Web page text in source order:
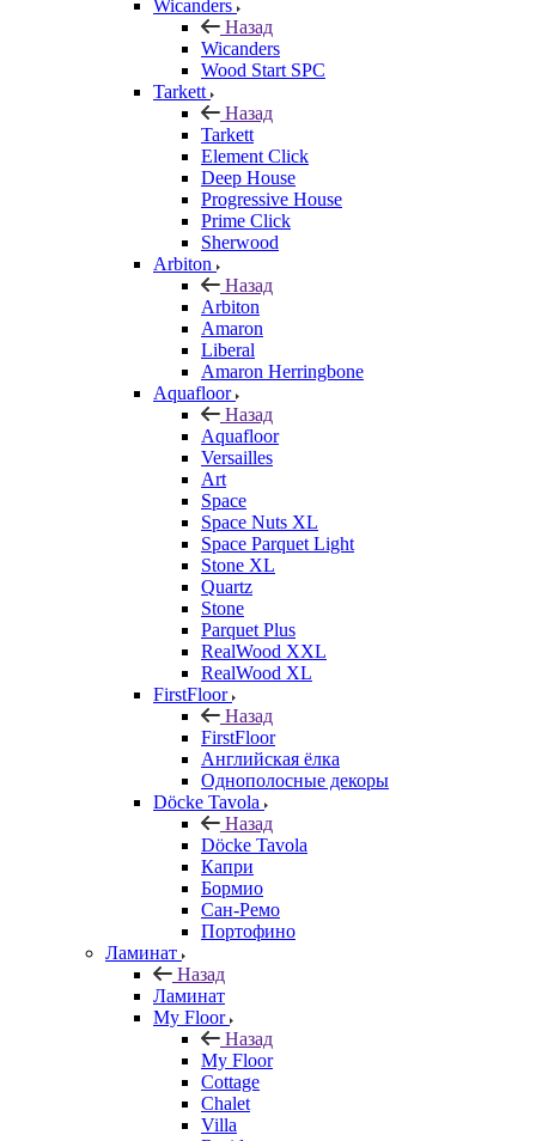
Wicanders
Назад
Wicanders
Wood Start SPC
Tarkett
Назад
Tarkett
Element Click
Deep House
Progressive House
Prime Click
Sherwood
Arbiton
Назад
Arbiton
Amaron
Liberal
Amaron Herringbone
Aquafloor
Назад
Aquafloor
Versailles
Art
Space
Space Nuts XL
Space Parquet Light
Stone XL
Quartz
Stone
Parquet Plus
RealWood XXL
RealWood XL
FirstFloor
Назад
FirstFloor
Английская ёлка
Однополосные декоры
Döcke Tavola
Назад
Döcke Tavola
Капри
Бормио
Сан-Ремо
Портофино
Ламинат
Назад
Ламинат
My Floor
Назад
My Floor
Cottage
Chalet
Villa